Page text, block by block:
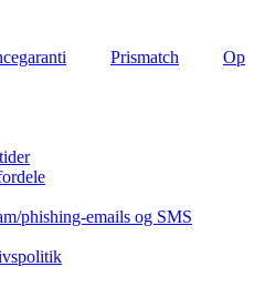
Prismatch
Op
phishing-emails og SMS